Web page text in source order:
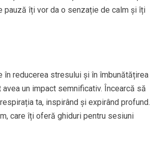
îți vor da o senzație de calm și îți
reducerea stresului și în îmbunătățirea
un impact semnificativ. Încearcă să
ta, inspirând și expirând profund.
care îți oferă ghiduri pentru sesiuni